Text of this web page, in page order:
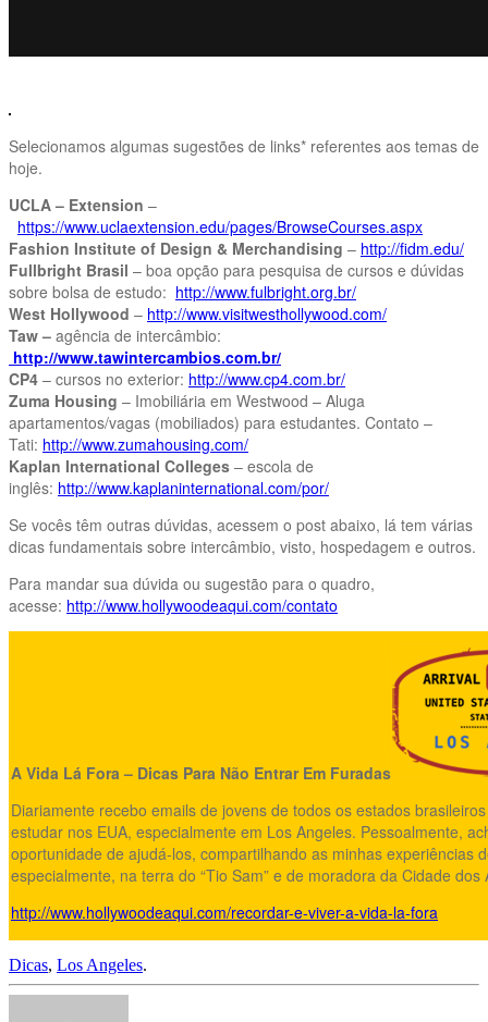
Selecionamos algumas sugestões de links* referentes aos temas de
hoje.
UCLA – Extension –
https://www.uclaextension.edu/pages/BrowseCourses.aspx
Fashion Institute of Design & Merchandising – http://fidm.edu/
Fullbright Brasil – boa opção para pesquisa de cursos e dúvidas
sobre bolsa de estudo: http://www.fulbright.org.br/
West Hollywood – http://www.visitwesthollywood.com/
Taw – agência de intercâmbio:
http://www.tawintercambios.com.br/
CP4 – cursos no exterior: http://www.cp4.com.br/
Zuma Housing – Imobiliária em Westwood – Aluga
apartamentos/vagas (mobiliados) para estudantes. Contato –
Tati: http://www.zumahousing.com/
Kaplan International Colleges – escola de
inglês: http://www.kaplaninternational.com/por/
Se vocês têm outras dúvidas, acessem o post abaixo, lá tem várias
dicas fundamentais sobre intercâmbio, visto, hospedagem e outros.
Para mandar sua dúvida ou sugestão para o quadro,
acesse: http://www.hollywoodeaqui.com/contato
A Vida Lá Fora – Dicas Para Não Entrar Em Furadas
Diariamente recebo emails de jovens de todos os estados
estudar nos EUA, especialmente em Los Angeles. Pessoalmente,
oportunidade de ajudá-los, compartilhando as minhas experiências
especialmente, na terra do “Tio Sam” e de moradora da Cidade
http://www.hollywoodeaqui.com/recordar-e-viver-a-vida-la-fora
Dicas, Los Angeles.